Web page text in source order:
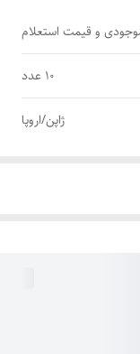
و قیمت استعلام
10 عدد
ژاپن/اروپا